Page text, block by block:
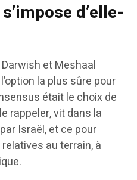
d’elle-
et Meshaal
la plus sûre pour
était le choix de
rappeler, vit dans la
Israël, et ce pour
au terrain, à